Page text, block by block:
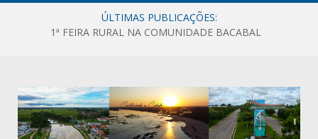
ÚLTIMAS PUBLICAÇÕES:
1ª FEIRA RURAL NA COMUNIDADE BACABAL